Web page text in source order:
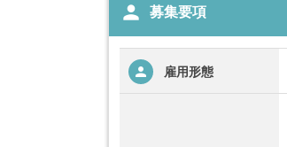
person 募集要項
雇用形態